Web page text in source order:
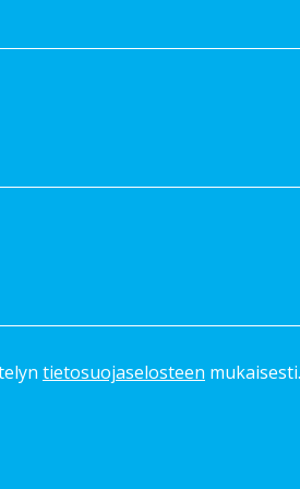
tietosuojaselosteen mukaisesti.